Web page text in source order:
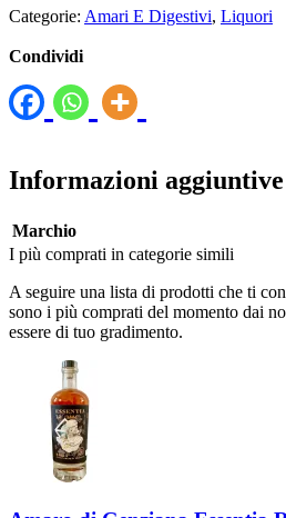
Categorie: Amari E Digestivi, Liquori
Condividi
Informazioni aggiuntive
Marchio
I più comprati in categorie simili
A seguire una lista di prodotti che ti
sono i più comprati del momento dai
essere di tuo gradimento.